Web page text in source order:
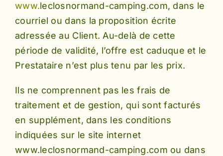
www.leclosnormand-camping.com, dans le
courriel ou dans la proposition écrite
adressée au Client. Au-delà de cette
période de validité, l’offre est caduque et le
Prestataire n’est plus tenu par les prix.
Ils ne comprennent pas les frais de
traitement et de gestion, qui sont facturés
en supplément, dans les conditions
indiquées sur le site internet
www.leclosnormand-camping.com ou dans